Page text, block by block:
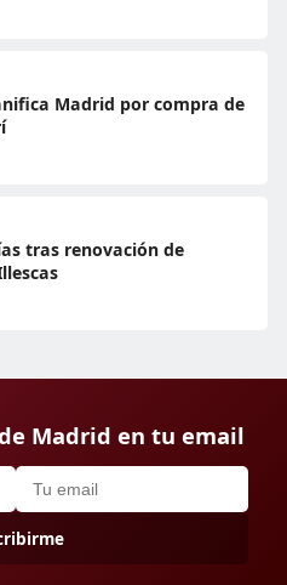
Madrid por compra de
tras renovación de
Madrid en tu email